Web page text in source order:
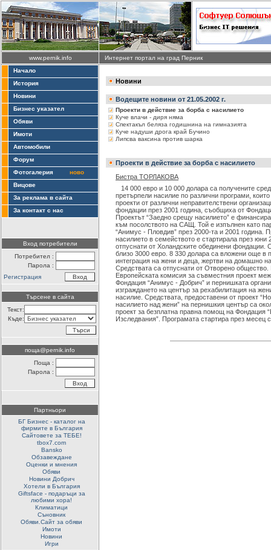
www.pernik.info
Интернет портал на град Перник
Начало
История
Новини
Бизнес указател
Обяви
Имоти
Автомобили
Форум
Фотогалерия
ново
Вицове
За реклама в сайта
За контакт с нас
Вход потребители
Потребител :
Парола :
Регистрация
Търсене в сайта
Текст:
Къде:
поща@pernik.info
Поща :
Парола :
Партньори
БГ Бизнес - каталог на
фирмите в България
Сайтовете за ТЕБЕ!
tbox7.com
Bansko
Обзавеждане
Оценки и мнения
Обяви
Новини Добрич
Хотели в България
Giftsface - подаръци за
любими хора!
Климатици
Съновник
Обяви.Сайт за обяви
Имоти
Новини
Игри
Новини
Водещите новини от 21.05.2002 г.
Проекти в действие за борба с насилието
Куче влачи - диря няма
Спектакъл беляза годишнина на гимназията
Куче надуши дрога край Бучино
Липсва ваксина против шарка
Проекти в действие за борба с насилието
Бистра ТОРЛАКОВА
14 000 евро и 10 000 долара са получените
претърпели насилие по различни програми,
проекти от различни неправителствени
фондации през 2001 година, съобщиха от
Проектът “Заедно срещу насилието” е
към посолството на САЩ. Той е изпълнен като
“Анимус - Пловдив” през 2000-та и 2001 година.
насилието в семейството е стартирала през юни
отпуснати от Холандските обединени фондации.
близо 3000 евро. 8 330 долара са вложени още в
интеграция на жени и деца, жертви на домашно
Средствата са отпуснати от Отворено
Европейската комисия за съвместния проект
Фондация “Анимус - Добрич” и пернишката
изграждането на център за рехабилитация на
насилие. Средствата, предоставени от проект
насилието над жени” на пернишкия център са
проект за безплатна правна помощ на Фондация
Изследвания”. Програмата стартира през месец